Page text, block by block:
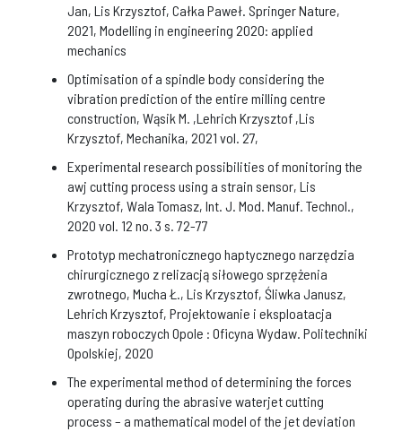
Jan, Lis Krzysztof, Całka Paweł. Springer Nature,
2021, Modelling in engineering 2020: applied
mechanics
Optimisation of a spindle body considering the
vibration prediction of the entire milling centre
construction, Wąsik M. ,Lehrich Krzysztof ,Lis
Krzysztof, Mechanika, 2021 vol. 27,
Experimental research possibilities of monitoring the
awj cutting process using a strain sensor, Lis
Krzysztof, Wala Tomasz, Int. J. Mod. Manuf. Technol.,
2020 vol. 12 no. 3 s. 72-77
Prototyp mechatronicznego haptycznego narzędzia
chirurgicznego z relizacją siłowego sprzężenia
zwrotnego, Mucha Ł., Lis Krzysztof, Śliwka Janusz,
Lehrich Krzysztof, Projektowanie i eksploatacja
maszyn roboczych Opole : Oficyna Wydaw. Politechniki
Opolskiej, 2020
The experimental method of determining the forces
operating during the abrasive waterjet cutting
process – a mathematical model of the jet deviation